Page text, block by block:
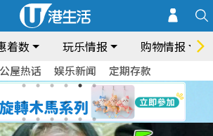
着数 玩乐情报 购物情报
公屋热话 娱乐新闻 定期存款